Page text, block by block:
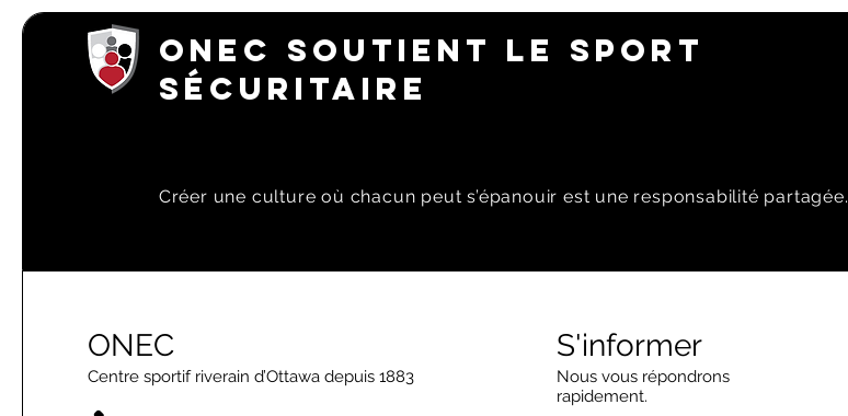
ONEC SOUTIENT LE SPORT
SÉCURITAIRE
Créer une culture où chacun peut s’épanouir est une responsabilité partagée.
ONEC
Centre sportif riverain d’Ottawa depuis 1883
S'informer
Nous vous répondrons
rapidement.